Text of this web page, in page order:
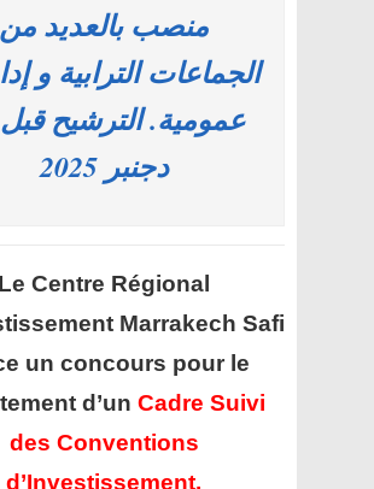
منصب بالعديد من
الجماعات الترابية و
دجنبر 2025
Le Centre Régional
Marrakech Safi
un concours pour le
d’un Cadre Suivi
des Conventions
d’Investissement.